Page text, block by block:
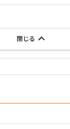
閉じる